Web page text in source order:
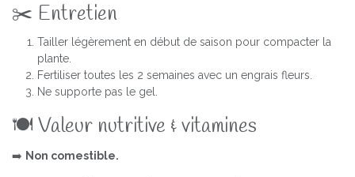
✂️ Entretien
Tailler légèrement en début de saison pour compacter la
plante.
Fertiliser toutes les 2 semaines avec un engrais fleurs.
Ne supporte pas le gel.
🍽️ Valeur nutritive & vitamines
➡️ Non comestible.